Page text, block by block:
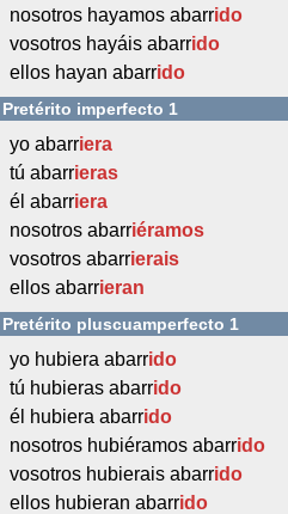
nosotros hayamos abarrido
vosotros hayáis abarrido
ellos hayan abarrido
Pretérito imperfecto 1
yo abarriera
tú abarrieras
él abarriera
nosotros abarriéramos
vosotros abarrierais
ellos abarrieran
Pretérito pluscuamperfecto 1
yo hubiera abarrido
tú hubieras abarrido
él hubiera abarrido
nosotros hubiéramos abarrido
vosotros hubierais abarrido
ellos hubieran abarrido